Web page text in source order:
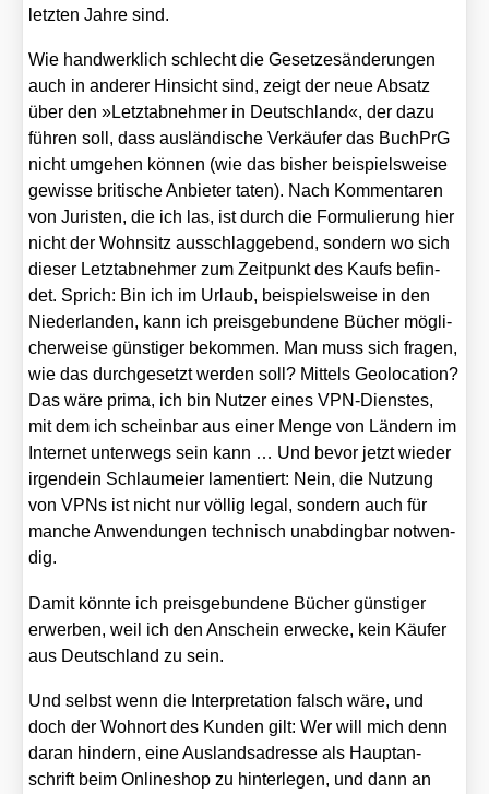
letz­ten Jah­re sind.
Wie hand­werk­lich schlecht die Geset­zes­än­de­run­gen
auch in ande­rer Hin­sicht sind, zeigt der neue Absatz
über den »Letzt­ab­neh­mer in Deutsch­land«, der dazu
füh­ren soll, dass aus­län­di­sche Ver­käu­fer das Buch­PrG
nicht umge­hen kön­nen (wie das bis­her bei­spiels­wei­se
gewis­se bri­ti­sche Anbie­ter taten). Nach Kom­men­ta­ren
von Juris­ten, die ich las, ist durch die For­mu­lie­rung hier
nicht der Wohn­sitz aus­schlag­ge­bend, son­dern wo sich
die­ser Letzt­ab­neh­mer zum Zeit­punkt des Kaufs befin­
det. Sprich: Bin ich im Urlaub, bei­spiels­wei­se in den
Nie­der­lan­den, kann ich preis­ge­bun­de­ne Bücher mög­li­
cher­wei­se güns­ti­ger bekom­men. Man muss sich fra­gen,
wie das durch­ge­setzt wer­den soll? Mit­tels Geo­lo­ca­ti­on?
Das wäre pri­ma, ich bin Nut­zer eines VPN-Diens­tes,
mit dem ich schein­bar aus einer Men­ge von Län­dern im
Inter­net unter­wegs sein kann … Und bevor jetzt wie­der
irgend­ein Schlau­mei­er lamen­tiert: Nein, die Nut­zung
von VPNs ist nicht nur völ­lig legal, son­dern auch für
man­che Anwen­dun­gen tech­nisch unab­ding­bar not­wen­
dig.
Damit könn­te ich preis­ge­bun­de­ne Bücher güns­ti­ger
erwer­ben, weil ich den Anschein erwe­cke, kein Käu­fer
aus Deutsch­land zu sein.
Und selbst wenn die Inter­pre­ta­ti­on falsch wäre, und
doch der Wohn­ort des Kun­den gilt: Wer will mich denn
dar­an hin­dern, eine Aus­lands­adres­se als Haupt­an­
schrift beim Online­shop zu hin­ter­le­gen, und dann an